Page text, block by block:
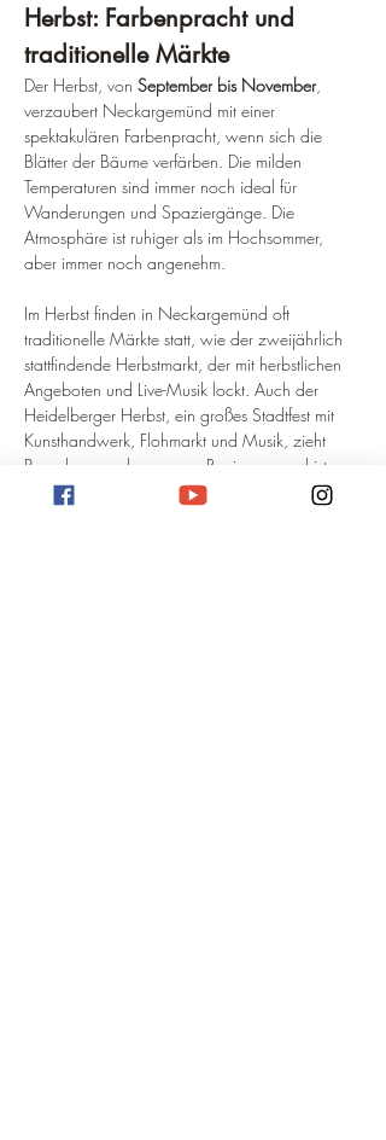
Herbst: Farbenpracht und
traditionelle Märkte
Der Herbst, von September bis November,
verzaubert Neckargemünd mit einer
spektakulären Farbenpracht, wenn sich die
Blätter der Bäume verfärben. Die milden
Temperaturen sind immer noch ideal für
Wanderungen und Spaziergänge. Die
Atmosphäre ist ruhiger als im Hochsommer,
aber immer noch angenehm.
Im Herbst finden in Neckargemünd oft
traditionelle Märkte statt, wie der zweijährlich
stattfindende Herbstmarkt, der mit herbstlichen
Angeboten und Live-Musik lockt. Auch der
Heidelberger Herbst, ein großes Stadtfest mit
Kunsthandwerk, Flohmarkt und Musik, zieht
Besucher aus der ganzen Region an und ist von
Neckargemünd aus leicht zu erreichen. Diese